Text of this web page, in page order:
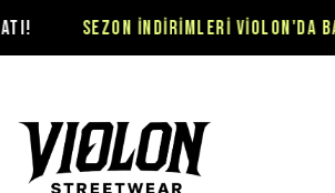
İNDİRİMLERİ VİOLON'DA BAŞLADI